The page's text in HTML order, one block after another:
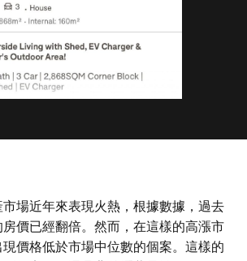
場近年來表現火熱，根據數據，過去
價已經翻倍。然而，在這樣的高漲市
價格低於市場中位數的個案。這樣的